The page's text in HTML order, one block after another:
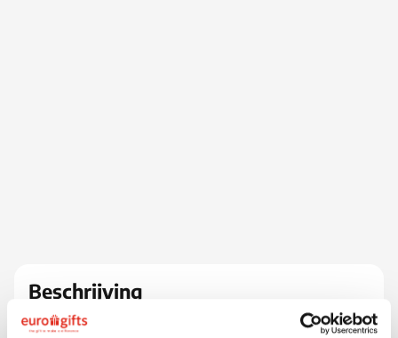
Beschrijving
De bestverkopende BIC roller! Optimaal schrijfcomfort
dankzij de rubberen grip en sneldrogende inkt. De Met